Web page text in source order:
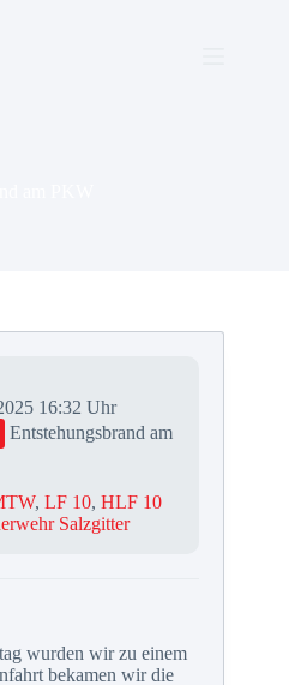
16:32 Uhr
Entstehungsbrand am
, LF 10, HLF 10
Salzgitter
wurden wir zu einem
bekamen wir die